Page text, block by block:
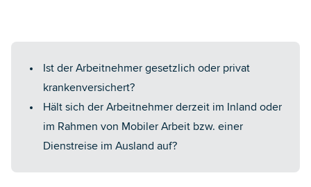
Ist der Arbeitnehmer gesetzlich oder privat
krankenversichert?
Hält sich der Arbeitnehmer derzeit im Inland oder
im Rahmen von Mobiler Arbeit bzw. einer
Dienstreise im Ausland auf?